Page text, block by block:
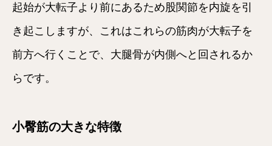
起始が大転子より前にあるため股関節を内旋を引
き起こしますが、これはこれらの筋肉が大転子を
前方へ行くことで、大腿骨が内側へと回されるか
らです。
小臀筋の大きな特徴